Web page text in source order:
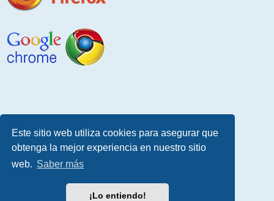
Este sitio web utiliza cookies para asegurar que
obtenga la mejor experiencia en nuestro sitio
web. Saber más
¡Lo entiendo!